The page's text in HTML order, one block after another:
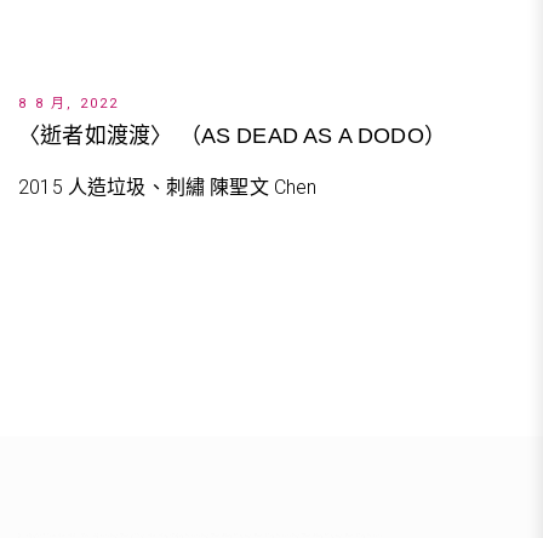
8 8 月, 2022
〈逝者如渡渡〉 （AS DEAD AS A DODO）
2015 人造垃圾、刺繡 陳聖文 Chen